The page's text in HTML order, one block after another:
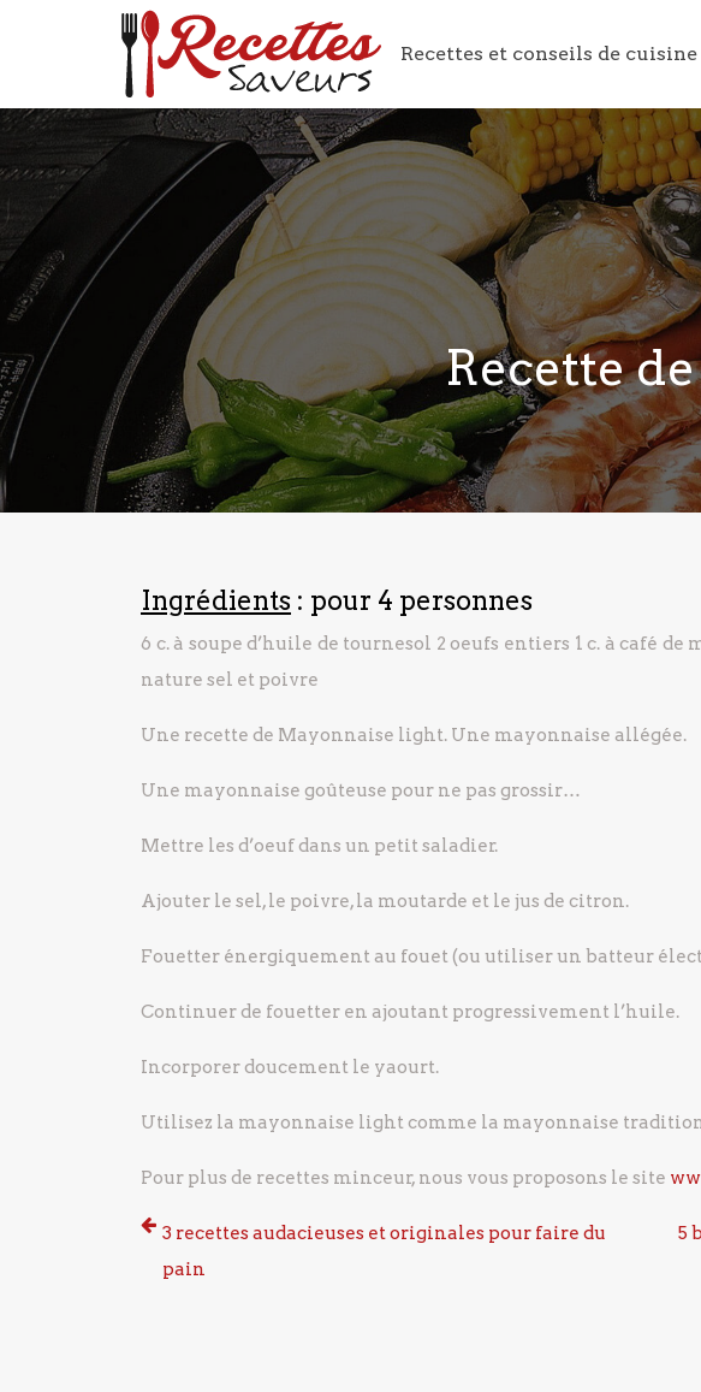
Recettes et conseils de cuisine
Recette
Ingrédients : pour 4 personnes
6 c. à soupe d’huile de tournesol 2 oeufs entiers 1 c. à café de
nature sel et poivre
Une recette de Mayonnaise light. Une mayonnaise allégée.
Une mayonnaise goûteuse pour ne pas grossir…
Mettre les d’oeuf dans un petit saladier.
Ajouter le sel, le poivre, la moutarde et le jus de citron.
Fouetter énergiquement au fouet (ou utiliser un batteur
Continuer de fouetter en ajoutant progressivement l’huile.
Incorporer doucement le yaourt.
Utilisez la mayonnaise light comme la mayonnaise
Pour plus de recettes minceur, nous vous proposons le site
3 recettes audacieuses et originales pour faire du
pain
5